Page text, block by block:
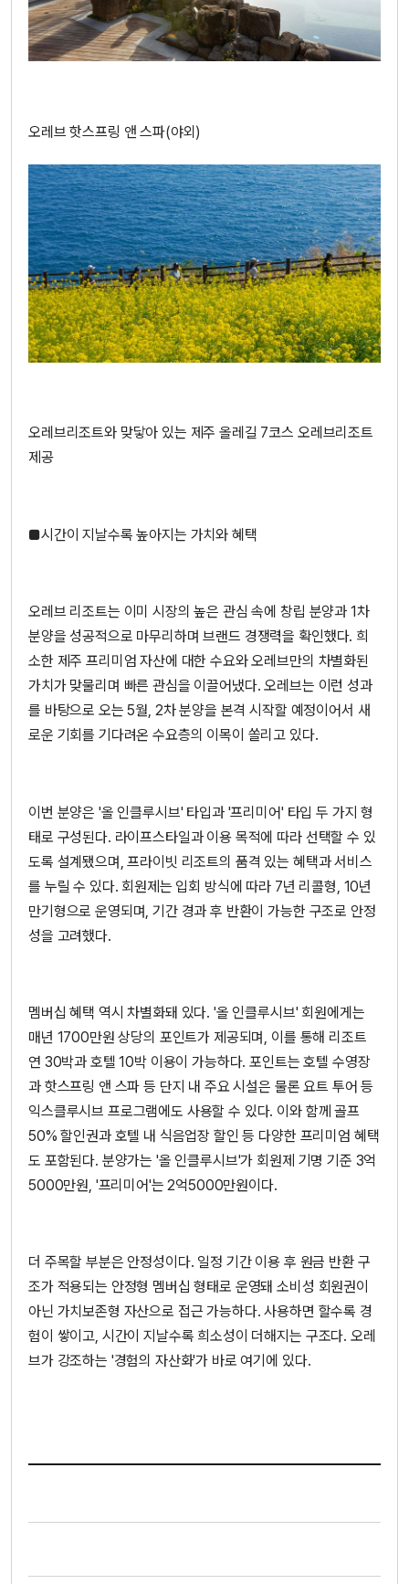
오레브 핫스프링 앤 스파(야외)
오레브리조트와 맞닿아 있는 제주 올레길 7코스 오레브리조트
제공
■시간이 지날수록 높아지는 가치와 혜택
오레브 리조트는 이미 시장의 높은 관심 속에 창립 분양과 1차
분양을 성공적으로 마무리하며 브랜드 경쟁력을 확인했다. 희
소한 제주 프리미엄 자산에 대한 수요와 오레브만의 차별화된
가치가 맞물리며 빠른 관심을 이끌어냈다. 오레브는 이런 성과
를 바탕으로 오는 5월, 2차 분양을 본격 시작할 예정이어서 새
로운 기회를 기다려온 수요층의 이목이 쏠리고 있다.
이번 분양은 '올 인클루시브' 타입과 '프리미어' 타입 두 가지 형
태로 구성된다. 라이프스타일과 이용 목적에 따라 선택할 수 있
도록 설계됐으며, 프라이빗 리조트의 품격 있는 혜택과 서비스
를 누릴 수 있다. 회원제는 입회 방식에 따라 7년 리콜형, 10년
만기형으로 운영되며, 기간 경과 후 반환이 가능한 구조로 안정
성을 고려했다.
멤버십 혜택 역시 차별화돼 있다. '올 인클루시브' 회원에게는
매년 1700만원 상당의 포인트가 제공되며, 이를 통해 리조트
연 30박과 호텔 10박 이용이 가능하다. 포인트는 호텔 수영장
과 핫스프링 앤 스파 등 단지 내 주요 시설은 물론 요트 투어 등
익스클루시브 프로그램에도 사용할 수 있다. 이와 함께 골프
50% 할인권과 호텔 내 식음업장 할인 등 다양한 프리미엄 혜택
도 포함된다. 분양가는 '올 인클루시브'가 회원제 기명 기준 3억
5000만원, '프리미어'는 2억5000만원이다.
더 주목할 부분은 안정성이다. 일정 기간 이용 후 원금 반환 구
조가 적용되는 안정형 멤버십 형태로 운영돼 소비성 회원권이
아닌 가치보존형 자산으로 접근 가능하다. 사용하면 할수록 경
험이 쌓이고, 시간이 지날수록 희소성이 더해지는 구조다. 오레
브가 강조하는 '경험의 자산화'가 바로 여기에 있다.